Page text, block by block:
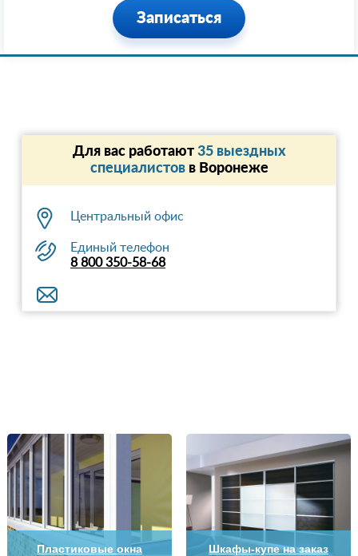
Записаться
Для вас работают35 выездных
специалистовв Воронеже
Центральный офис
Единый телефон
8 800 350-58-68
Пластиковые окна Шкафы-купе на заказ